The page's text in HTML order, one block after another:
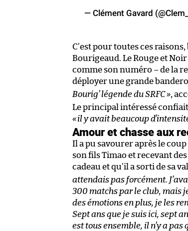
— Clément Gavard
C’est pour toutes ces
Bourigeaud. Le Rouge et
comme son numéro – de la
déployer une grande
Bourig’ légende du SRFC»,
Le principal intéressé
«il y avait beaucoup
Amour et chasse aux
Il a pu savourer après le
son fils Timao et recevant
cadeau et qu’il a sorti de sa
attendais pas forcément.
300 matchs par le club, mais
des émotions en plus, je les
Sept ans que je suis ici, sept
est tous ensemble, il n’y a